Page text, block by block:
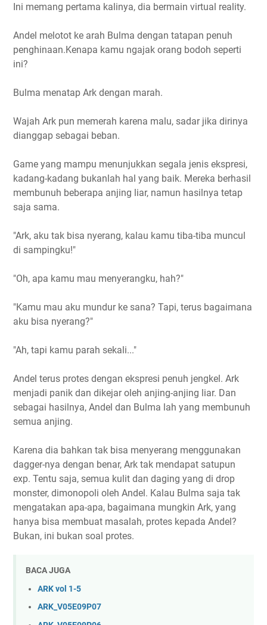
Ini memang pertama kalinya, dia bermain virtual reality.
Andel melotot ke arah Bulma dengan tatapan penuh
penghinaan.Kenapa kamu ngajak orang bodoh seperti
ini?
Bulma menatap Ark dengan marah.
Wajah Ark pun memerah karena malu, sadar jika dirinya
dianggap sebagai beban.
Game yang mampu menunjukkan segala jenis ekspresi,
kadang-kadang bukanlah hal yang baik. Mereka berhasil
membunuh beberapa anjing liar, namun hasilnya tetap
saja sama.
"Ark, aku tak bisa nyerang, kalau kamu tiba-tiba muncul
di sampingku!"
"Oh, apa kamu mau menyerangku, hah?"
"Kamu mau aku mundur ke sana? Tapi, terus bagaimana
aku bisa nyerang?"
"Ah, tapi kamu parah sekali..."
Andel terus protes dengan ekspresi penuh jengkel. Ark
menjadi panik dan dikejar oleh anjing-anjing liar. Dan
sebagai hasilnya, Andel dan Bulma lah yang membunuh
semua anjing.
Karena dia bahkan tak bisa menyerang menggunakan
dagger-nya dengan benar, Ark tak mendapat satupun
exp. Tentu saja, semua kulit dan daging yang di drop
monster, dimonopoli oleh Andel. Kalau Bulma saja tak
mengatakan apa-apa, bagaimana mungkin Ark, yang
hanya bisa membuat masalah, protes kepada Andel?
Bukan, ini bukan soal protes.
BACA JUGA
ARK vol 1-5
ARK_V05E09P07